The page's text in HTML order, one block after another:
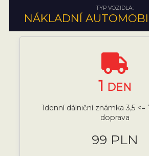
TYP VOZIDLA:
NÁKLADNÍ
1 DEN
1denní dálniční známka 3,5 <=
doprava
99 PLN